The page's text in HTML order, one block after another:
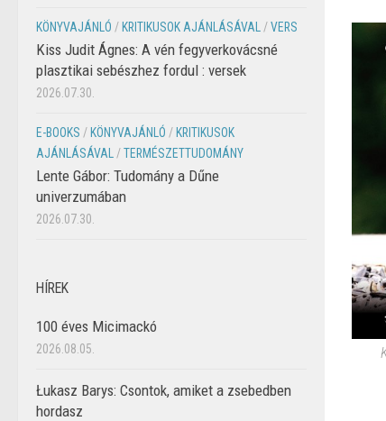
KÖNYVAJÁNLÓ / KRITIKUSOK AJÁNLÁSÁVAL /VERS
Kiss Judit Ágnes: A vén fegyverkovácsné
plasztikai sebészhez fordul : versek
2026.07.30.
E-BOOKS / KÖNYVAJÁNLÓ / KRITIKUSOK
AJÁNLÁSÁVAL
/TERMÉSZETTUDOMÁNY
Lente Gábor: Tudomány a Dűne
univerzumában
2026.07.30.
HÍREK
100 éves Micimackó
2026.08.05.
Łukasz Barys: Csontok, amiket a zsebedben
hordasz